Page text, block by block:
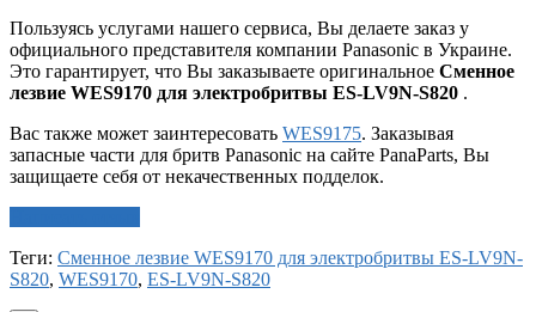
Пользуясь услугами нашего сервиса, Вы делаете заказ у
официального представителя компании Panasonic в Украине.
Это гарантирует, что Вы заказываете оригинальное Сменное
лезвие WES9170 для электробритвы ES-LV9N-S820 .
Вас также может заинтересовать WES9175. Заказывая
запасные части для бритв Panasonic на сайте PanaParts, Вы
защищаете себя от некачественных подделок.
Теги: Сменное лезвие WES9170 для электробритвы ES-LV9N-
S820, WES9170, ES-LV9N-S820